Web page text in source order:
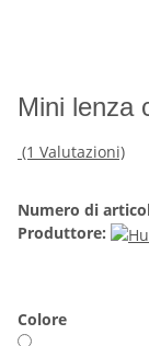
Mini lenza
(1 Valutazioni)
Numero di
Produttore:
Colore